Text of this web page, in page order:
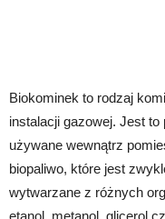
Biokominek to rodzaj
instalacji gazowej. Jest
używane wewnątrz
biopaliwo, które jest
wytwarzane z różnych